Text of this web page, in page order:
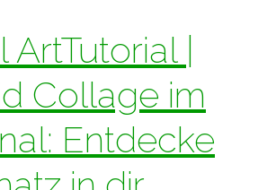
|
Collage im
Entdecke